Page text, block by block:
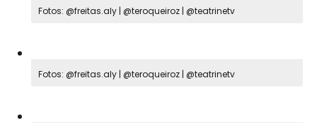
Fotos: @freitas.aly | @teroqueiroz | @teatrinetv
Fotos: @freitas.aly | @teroqueiroz | @teatrinetv